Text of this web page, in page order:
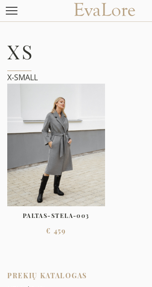
XS
X-SMALL
PREKIŲ KATALOGAS
PALTAS-STELA-003
€ 459